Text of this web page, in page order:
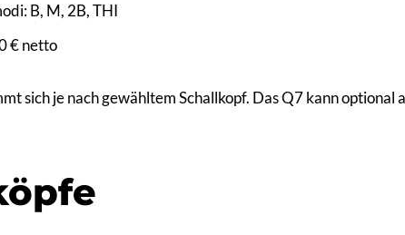
B, M, 2B, THI
€ netto
sich je nach gewähltem Schallkopf. Das Q7 kann